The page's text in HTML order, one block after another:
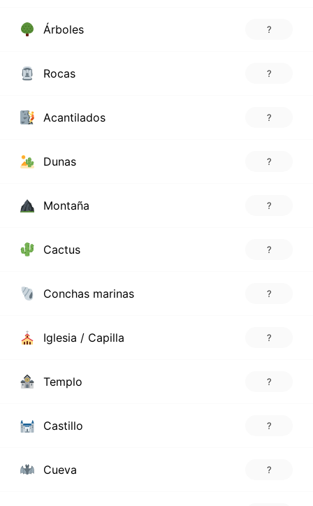
Árboles ?
Rocas ?
Acantilados ?
Dunas ?
Montaña ?
Cactus ?
Conchas marinas ?
Iglesia / Capilla ?
Templo ?
Castillo ?
Cueva ?